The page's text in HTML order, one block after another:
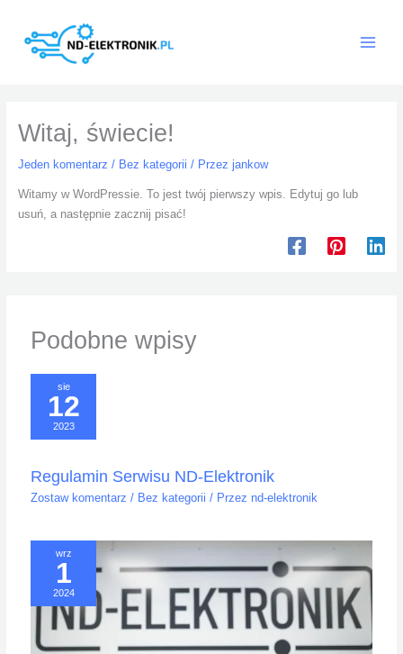
treści
Witaj, świecie!
Jeden komentarz / Bez kategorii / Przez jankow
Witamy w WordPressie. To jest twój pierwszy wpis. Edytuj go lub
usuń, a następnie zacznij pisać!
Podobne wpisy
sie
12
2023
Regulamin Serwisu ND-Elektronik
Zostaw komentarz / Bez kategorii / Przez nd-elektronik
wrz
1
2024